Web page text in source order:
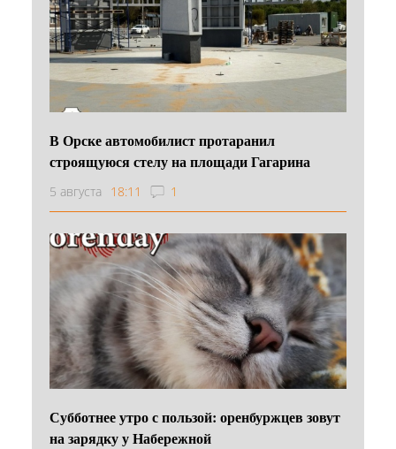
В Орске автомобилист протаранил
строящуюся стелу на площади Гагарина
5 августа 18:11 1
Субботнее утро с пользой: оренбуржцев зовут
на зарядку у Набережной